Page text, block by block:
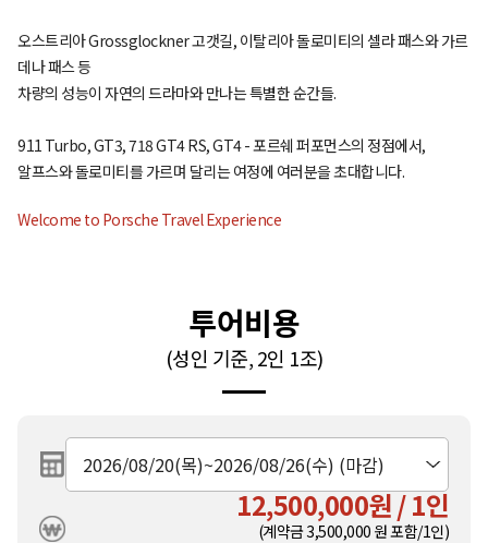
오스트리아 Grossglockner 고갯길, 이탈리아 돌로미티의 셀라 패스와 가르
데나 패스 등
차량의 성능이 자연의 드라마와 만나는 특별한 순간들.
911 Turbo, GT3, 718 GT4 RS, GT4 - 포르쉐 퍼포먼스의 정점에서,
알프스와 돌로미티를 가르며 달리는 여정에 여러분을 초대합니다.
Welcome to Porsche Travel Experience
투어비용
(성인 기준, 2인 1조)
12,500,000원 / 1인
(계약금3,500,000 원 포함/1인)